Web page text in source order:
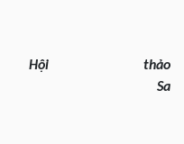
thảo
Sa